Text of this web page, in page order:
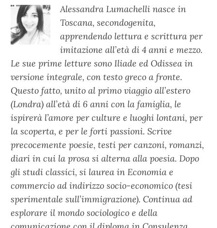
Alessandra Lumachelli nasce in
Toscana, secondogenita,
apprendendo lettura e scrittura per
imitazione all’età di 4 anni e mezzo.
Le sue prime letture sono Iliade ed Odissea in
versione integrale, con testo greco a fronte.
Questo fatto, unito al primo viaggio all’estero
(Londra) all’età di 6 anni con la famiglia, le
ispirerà l’amore per culture e luoghi lontani, per
la scoperta, e per le forti passioni. Scrive
precocemente poesie, testi per canzoni, romanzi,
diari in cui la prosa si alterna alla poesia. Dopo
gli studi classici, si laurea in Economia e
commercio ad indirizzo socio-economico (tesi
sperimentale sull’immigrazione). Continua ad
esplorare il mondo sociologico e della